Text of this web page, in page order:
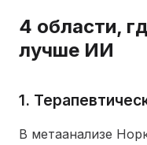
4 области,
лучше ИИ
1.
В метаанализе